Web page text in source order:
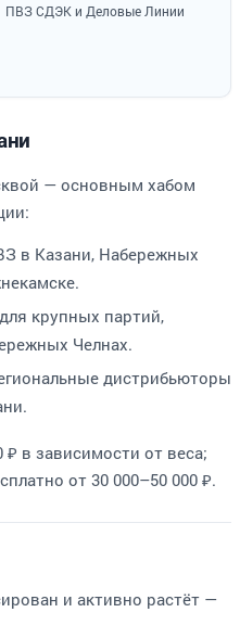
ПВЗ СДЭК и Деловые Линии
— основным хабом
в Казани, Набережных
крупных партий,
Челнах.
дистрибьюторы
в зависимости от веса;
от 30 000–50 000 ₽.
и активно растёт —